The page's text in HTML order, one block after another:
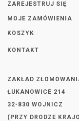
ZAREJESTRUJ SIĘ
MOJE ZAMÓWIENIA
KOSZYK
KONTAKT
ZAKŁAD
ŁUKANOWICE 214
32-830 WOJNICZ
(PRZY DRODZE